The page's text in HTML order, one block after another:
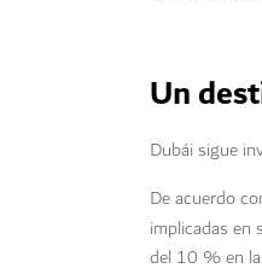
Un
Dubái sigue
De acuerdo
implicadas en
del 10 % en